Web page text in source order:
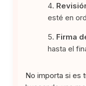
esté en
Firma
hasta el
No importa si es